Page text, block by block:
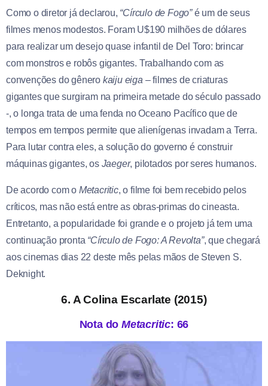
Como o diretor já declarou, “Círculo de Fogo”é um de seus
filmes menos modestos. Foram U$190 milhões de dólares
para realizar um desejo quase infantil de Del Toro: brincar
com monstros e robôs gigantes. Trabalhando com as
convenções do gênero kaiju eiga – filmes de criaturas
gigantes que surgiram na primeira metade do século passado
-, o longa trata de uma fenda no Oceano Pacífico que de
tempos em tempos permite que alienígenas invadam a Terra.
Para lutar contra eles, a solução do governo é construir
máquinas gigantes, os Jaeger, pilotados por seres humanos.
De acordo com o Metacritic, o filme foi bem recebido pelos
críticos, mas não está entre as obras-primas do cineasta.
Entretanto, a popularidade foi grande e o projeto já tem uma
continuação pronta “Círculo de Fogo: A Revolta”, que chegará
aos cinemas dias 22 deste mês pelas mãos de Steven S.
Deknight.
6. A Colina Escarlate (2015)
Nota doMetacritic: 66